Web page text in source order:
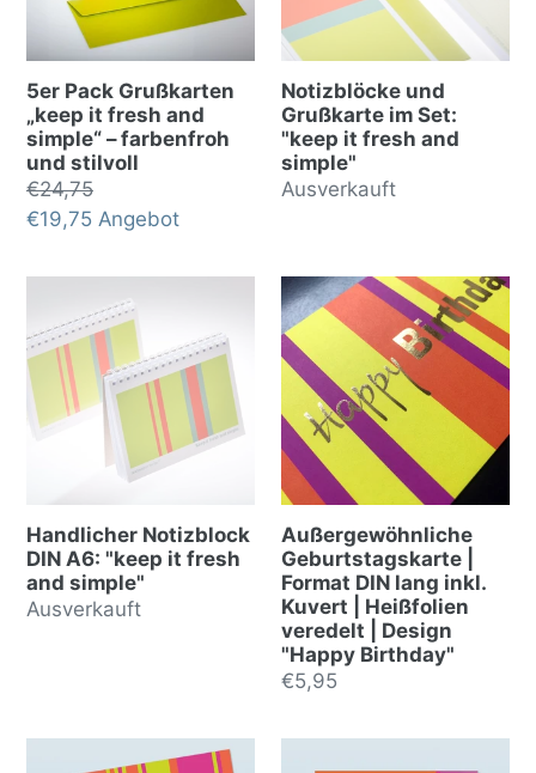
5er Pack Grußkarten
„keep it fresh and
simple“ – farbenfroh
und stilvoll
Normalpreis
€24,75
Sonderpreis
€19,75 Angebot
Notizblöcke und
Grußkarte im Set:
"keep it fresh and
simple"
Normalpreis
Ausverkauft
Handlicher Notizblock
DIN A6: "keep it fresh
and simple"
Normalpreis
Ausverkauft
Außergewöhnliche
Geburtstagskarte |
Format DIN lang inkl.
Kuvert | Heißfolien
veredelt | Design
"Happy Birthday"
Normalpreis
€5,95